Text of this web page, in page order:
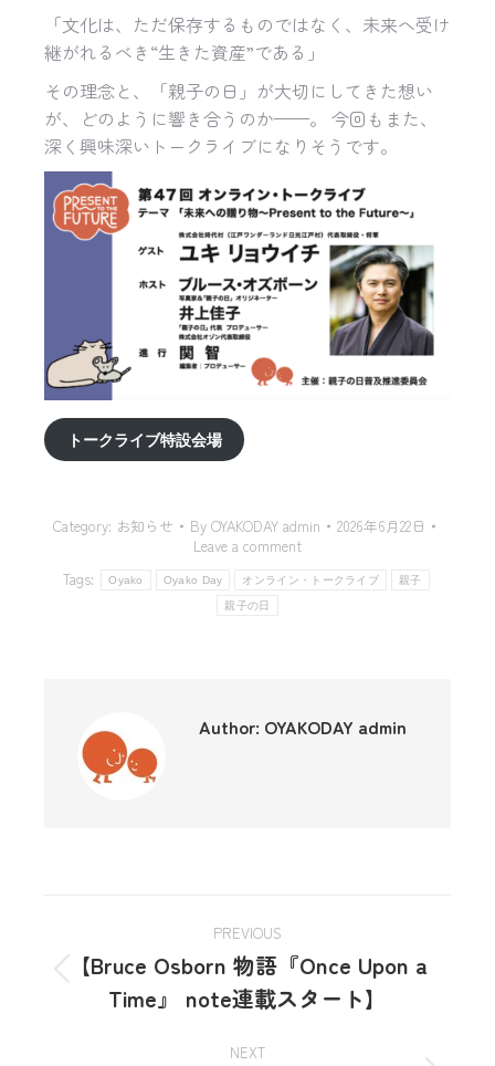
「文化は、ただ保存するものではなく、未来へ受け
継がれるべき“生きた資産”である」
その理念と、「親子の日」が大切にしてきた想い
が、どのように響き合うのか——。 今回もまた、
深く興味深いトークライブになりそうです。
トークライブ特設会場
Category: お知らせ By OYAKODAY admin
2026年6月22日
Leave a comment
Tags:
Oyako Oyako Day オンライン・トークライブ 親子
親子の日
Author: OYAKODAY admin
PREVIOUS
【Bruce Osborn 物語『Once Upon a
Time』 note連載スタート】
NEXT